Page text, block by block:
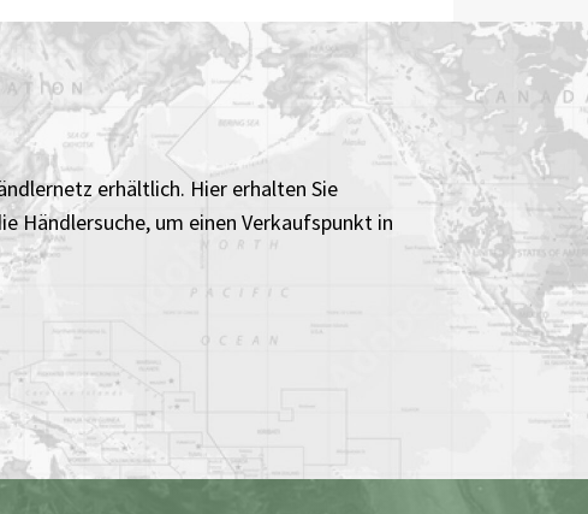
erhältlich. Hier erhalten Sie
Händlersuche, um einen Verkaufspunkt in